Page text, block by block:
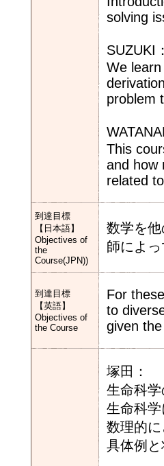
solving
SUZUKI：
We
problem
This
and how
related
到達目標
【日本語】
Objectives of
the
Course(JPN))
数学を
師によ
到達目標
【英語】
Objectives of
the Course
For
to
given
塚田：
生命科
生命科
数理的
具体例